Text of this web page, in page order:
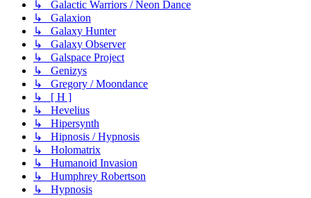
↳ Galactic Warriors / Neon Dance
↳ Galaxion
↳ Galaxy Hunter
↳ Galaxy Observer
↳ Galspace Project
↳ Genizys
↳ Gregory / Moondance
↳ [ H ]
↳ Hevelius
↳ Hipersynth
↳ Hipnosis / Hypnosis
↳ Holomatrix
↳ Humanoid Invasion
↳ Humphrey Robertson
↳ Hypnosis